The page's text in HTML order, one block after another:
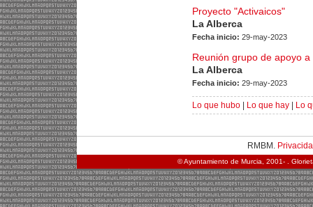
Proyecto "Activaicos"
La Alberca
Fecha inicio: 29-may-2023
Reunión grupo de apoyo
La Alberca
Fecha inicio: 29-may-2023
Lo que hubo Lo que hay Lo
RMBM.
© Ayuntamiento de Murcia, 2001- .